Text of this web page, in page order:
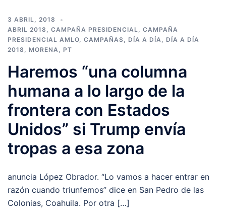
3 ABRIL, 2018
ABRIL 2018 , CAMPAÑA PRESIDENCIAL, CAMPAÑA
PRESIDENCIAL AMLO, CAMPAÑAS, DÍA A DÍA, DÍA A DÍA
2018 , MORENA, PT
Haremos “una columna
humana a lo largo de la
frontera con Estados
Unidos” si Trump envía
tropas a esa zona
anuncia López Obrador. “Lo vamos a hacer entrar en
razón cuando triunfemos” dice en San Pedro de las
Colonias, Coahuila. Por otra […]